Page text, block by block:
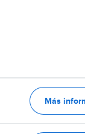
Más